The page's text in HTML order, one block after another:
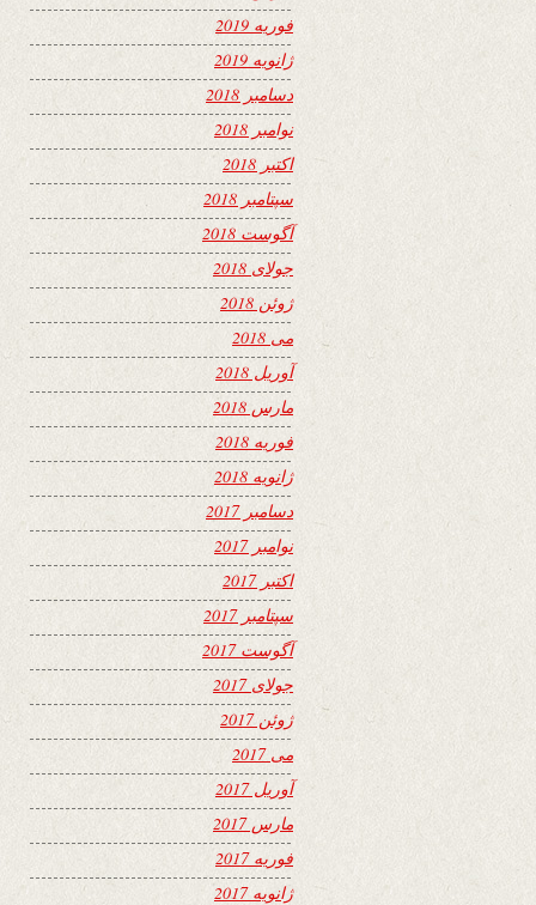
فوریه 2019
ژانویه 2019
دسامبر 2018
نوامبر 2018
اکتبر 2018
سپتامبر 2018
آگوست 2018
جولای 2018
ژوئن 2018
می 2018
آوریل 2018
مارس 2018
فوریه 2018
ژانویه 2018
دسامبر 2017
نوامبر 2017
اکتبر 2017
سپتامبر 2017
آگوست 2017
جولای 2017
ژوئن 2017
می 2017
آوریل 2017
مارس 2017
فوریه 2017
ژانویه 2017